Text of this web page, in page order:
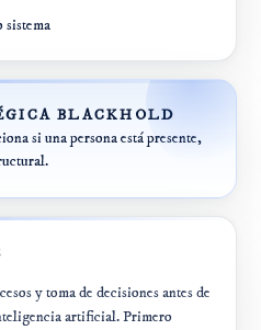
sistema
BLACKHOLD
si una persona está presente,
y toma de decisiones antes de
artificial. Primero